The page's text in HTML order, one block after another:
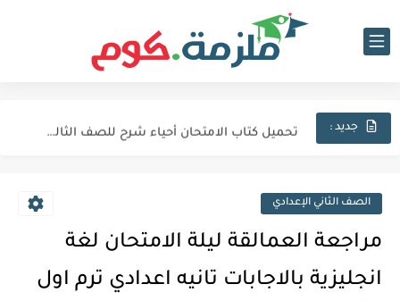
جديد :
اجابات كتاب المعاصر انجليزي للصف الثالث الثانوى 2025 pdf الترم...
تحميل كتاب الايزو مراجعة نهائية فى الكيمياء بالاجابات للصف الثالث...
الصف الثاني الإعدادي
مراجعة العمالقة ليلة الامتحان لغة
انجليزية بالاجابات تانيه اعدادي ترم اول